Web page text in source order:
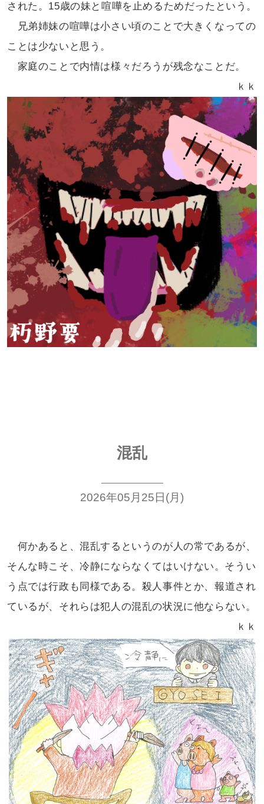
された。15歳の妹と喧嘩を止めるためだったという。
兄弟姉妹の喧嘩は小さい頃のことで大きくなっての
ことは少ないと思う。
家庭のことで内情は様々だろうが残念なことだ。
ｋｋ
混乱
2026年05月25日(月)
何かあると、混乱するというのが 人の常であるが、
そんな時こそ、冷静にならなくてはいけない。そうい
う点では行政も同様である。殺人事件とか、報道され
ているが、それらは犯人の混乱の状況に他ならない。
ｋｋ